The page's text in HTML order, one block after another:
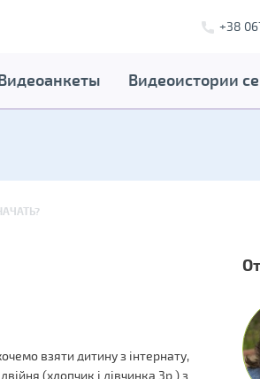
+38
Видеоистории
взяти дитину з інтернату,
(хлопчик і дівчинка 3р.) з